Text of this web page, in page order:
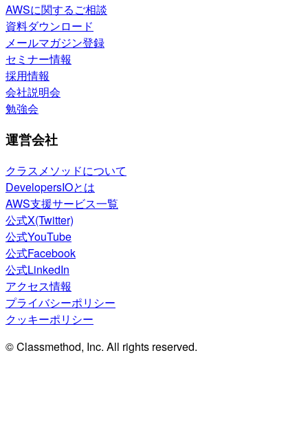
AWSに関するご相談
資料ダウンロード
メールマガジン登録
セミナー情報
採用情報
会社説明会
勉強会
運営会社
クラスメソッドについて
DevelopersIOとは
AWS支援サービス一覧
公式X(Twitter)
公式YouTube
公式Facebook
公式LinkedIn
アクセス情報
プライバシーポリシー
クッキーポリシー
© Classmethod, Inc. All rights reserved.